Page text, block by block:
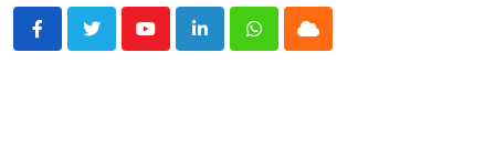
YoutubeLinkedInWhatsappCloud